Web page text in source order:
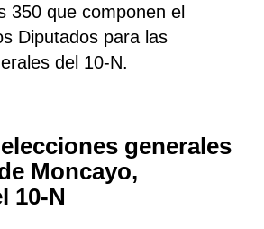
350 que componen el
Diputados para las
del 10-N.
generales
Moncayo,
10-N